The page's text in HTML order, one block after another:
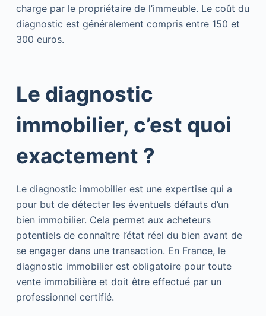
charge par le propriétaire de l’immeuble. Le coût du
diagnostic est généralement compris entre 150 et
300 euros.
Le diagnostic
immobilier, c’est quoi
exactement ?
Le diagnostic immobilier est une expertise qui a
pour but de détecter les éventuels défauts d’un
bien immobilier. Cela permet aux acheteurs
potentiels de connaître l’état réel du bien avant de
se engager dans une transaction. En France, le
diagnostic immobilier est obligatoire pour toute
vente immobilière et doit être effectué par un
professionnel certifié.